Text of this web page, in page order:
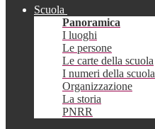
Scuola
Panoramica
I luoghi
Le persone
Le carte della scuola
I numeri della scuola
Organizzazione
La storia
PNRR